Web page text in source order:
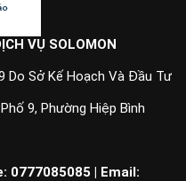
VỤ SOLOMON
Do Sở Kế Hoạch Và Đầu Tư
9, Phường Hiệp Bình
0777085085 | Email: